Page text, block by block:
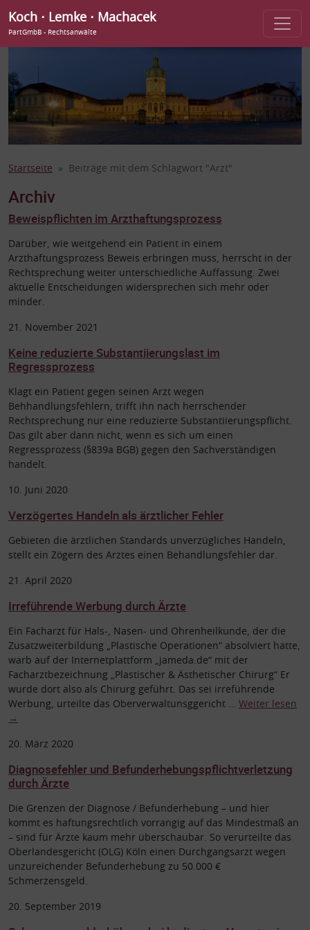
Koch ⋅ Lemke ⋅ Machacek
PartGmbB - Rechtsanwälte
Startseite Beiträge mit dem Schlagwort "Arzt"
Archiv
Beweispflichten im Arzthaftungsprozess
Darüber, wie weitgehend ein Patient in einem
Arzthaftungsprozess Beweis erbringen muss, herrscht in der
Rechtsprechung weiter unterschiedliche Auffassung. Zwei
aktuelle Entscheidungen widersprechen sich mehr oder
minder.
21. November 2021
Keine reduzierte Substantiierungslast im
Regressprozess
Klagt ein Patient gegen seinen Arzt wegen
Behhandlungsfehlern, trifft ihn nach herrschender
Rechtsprechung nur eine reduzierte Substantiierungspflicht.
Das gilt aber dann nicht, wenn es sich um einen
Regressprozess (§839a BGB) gegen den Sachverständigen
handelt.
10. Juni 2020
Verzögertes Handeln als ärztlicher Fehler
Gebieten die ärztlichen Standards unverzügliches Handeln,
stellt ein Zögern des Arztes einen Behandlungsfehler dar.
21. April 2020
Irreführende Werbung durch Ärzte
Ein Facharzt für Hals-, Nasen- und Ohrenheilkunde, der die
Zusatzweiterbildung „Plastische Operationen“ absolviert hatte,
warb auf der Internetplattform „jameda.de“ mit der
Facharztbezeichnung „Plastischer & Ästhetischer Chirurg“ Er
wurde dort also als Chirurg geführt. Das sei irreführende
Werbung, urteilte das Oberverwaltunsggericht … Weiter lesen
→
20. März 2020
Diagnosefehler und Befunderhebungspflichtverletzung
durch Ärzte
Die Grenzen der Diagnose / Befunderhebung – und hier
kommt es haftungsrechtlich vorrangig auf das Mindestmaß an
– sind für Ärzte kaum mehr überschaubar. So verurteilte das
Oberlandesgericht (OLG) Köln einen Durchgangsarzt wegen
unzureichender Befunderhebung zu 50.000 €
Schmerzensgeld.
20. September 2019